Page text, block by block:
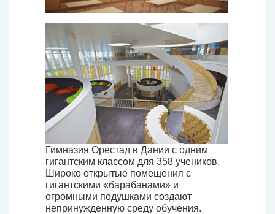
Гимназия Орестад в Дании с одним
гигантским классом для 358 учеников.
Широко открытые помещения с
гигантскими «барабанами» и
огромными подушками создают
непринужденную среду обучения.